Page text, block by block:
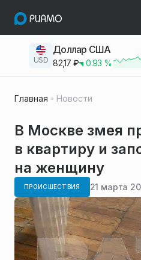
USD
Доллар США
82,17 ₽ 0.93 %
Главная Новости
В Москве змея
в квартиру и
на женщину
ПРОИСШЕСТВИЯ 21 марта